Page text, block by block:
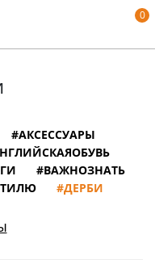
0
#АКСЕССУАРЫ
#ВАЖНОЗНАТЬ
#ДЕРБИ